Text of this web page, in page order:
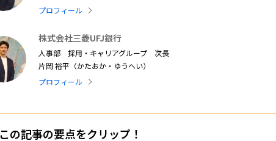
プロフィール
株式会社三菱UFJ銀行
人事部 採用・キャリアグループ 次長
片岡 裕平（かたおか・ゆうへい）
プロフィール
この記事の要点をクリップ！